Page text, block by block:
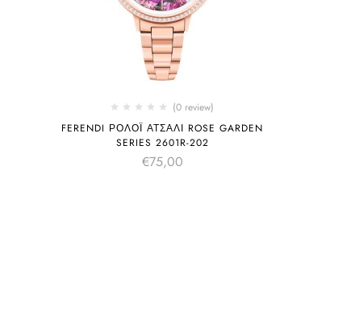
(0 review)
FERENDI ΡΟΛΌΙ ΑΤΣΆΛΙ ROSE GARDEN
SERIES 2601R-202
€75,00